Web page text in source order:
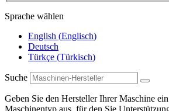
Sprache wählen
English (Englisch)
Deutsch
Türkçe (Türkisch)
Suche
Geben Sie den Hersteller Ihrer Maschine
Maschinentyp aus, für den Sie